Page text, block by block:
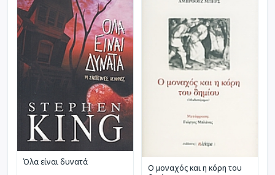
Όλα είναι δυνατά
Ο μοναχός και η κόρη του